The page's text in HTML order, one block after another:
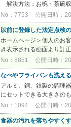
解決方法：お椀・茶碗
No：7753 公開日時：
以前に登録した法定点検
ホームページ＞個人のお
き表示される画面より訂
No：8851 公開日時：
なべやフライパンも洗え
アルミ、銅、鉄製の調理
にセットできる大きさの
No：1094 公開日時：
食器の汚れを落ちやすく